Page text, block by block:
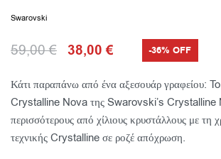
Swarovski
59,00€ 38,00€ -36% OFF
Κάτι παραπάνω από ένα αξεσουάρ γραφείου: To
Crystalline Nova της Swarovski’s Crystalline
περισσότερους από χίλιους κρυστάλλους με τη
τεχνικής Crystalline σε ροζέ απόχρωση.